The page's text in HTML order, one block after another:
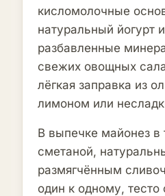
кисломолочные
натуральный йогурт
разбавленные
свежих овощных
лёгкая заправка из
лимоном или
В выпечке майонез в
сметаной,
размягчённым
один к одному, тесто